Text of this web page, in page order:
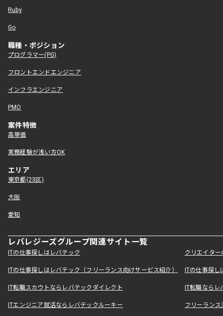
Ruby
Go
職種・ポジション
プログラマー(PG)
フロントエンドエンジニア
インフラエンジニア
PMO
案件特徴
高単価
実務経験が浅い方OK
エリア
東京都(23区)
大阪
愛知
レバレジーズグループ関連サイト一覧
ITの仕事探しはレバテック クリエイタ
ITの仕事探しはレバテック（フリーランス向けサービス紹介） ITの仕事探
IT転職スカウトならレバテックダイレクト IT転職なら
ITエンジニア就活ならレバテックルーキー フリーラン